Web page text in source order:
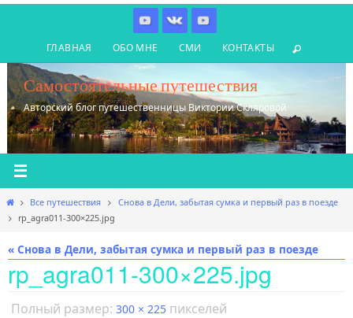
содержимому
ГЛАВНАЯ ОБО МНЕ СМИ КОНТАКТЫ
Самостоятельные путешествия
Авторский блог путешественницы Виктории Скляровой
Главная
Все путешествия
Снова в Дели, забытая сумка и первый раз в поезде
rp_agra011-300×225.jpg
« Снова в Дели, забытая сумка и первый раз в поезде
rp_agra011-300×225.jpg
Полный размер: 300 × 225 пикселей